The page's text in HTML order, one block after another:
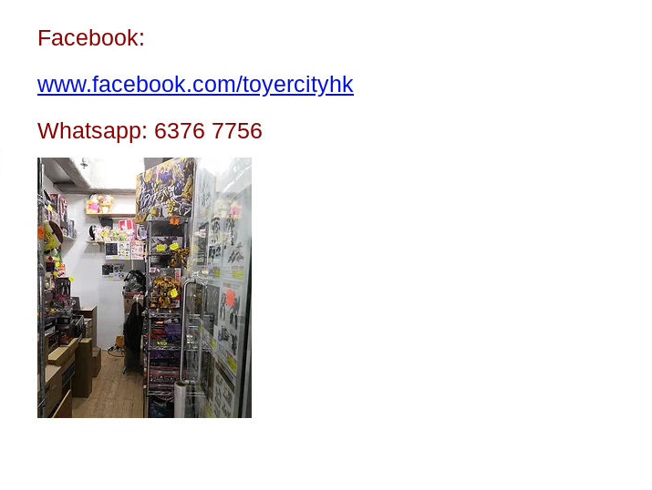
Facebook:
www.facebook.com/toyercityhk
Whatsapp: 6376 7756